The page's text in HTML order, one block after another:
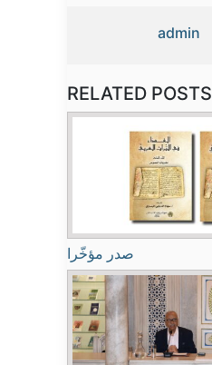
admin
RELATED POSTS
صدر مؤخّرا